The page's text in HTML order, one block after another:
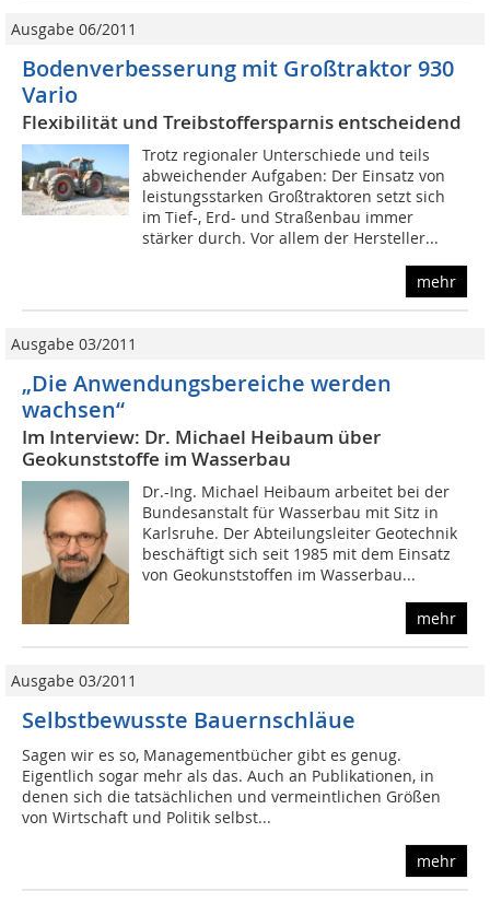
Ausgabe 06/2011
Bodenverbesserung mit Großtraktor 930
Vario
Flexibilität und Treibstoffersparnis entscheidend
Trotz regionaler Unterschiede und teils
abweichender Aufgaben: Der Einsatz von
leistungsstarken Großtraktoren setzt sich
im Tief-, Erd- und Straßenbau immer
stärker durch. Vor allem der Hersteller...
mehr
Ausgabe 03/2011
„Die Anwendungsbereiche werden
wachsen“
Im Interview: Dr. Michael Heibaum über
Geokunststoffe im Wasserbau
Dr.-Ing. Michael Heibaum arbeitet bei der
Bundesanstalt für Wasserbau mit Sitz in
Karlsruhe. Der Abteilungsleiter Geotechnik
beschäftigt sich seit 1985 mit dem Einsatz
von Geokunststoffen im Wasserbau...
mehr
Ausgabe 03/2011
Selbstbewusste Bauernschläue
Sagen wir es so, Managementbücher gibt es genug.
Eigentlich sogar mehr als das. Auch an Publikationen, in
denen sich die tatsächlichen und vermeintlichen Größen
von Wirtschaft und Politik selbst...
mehr